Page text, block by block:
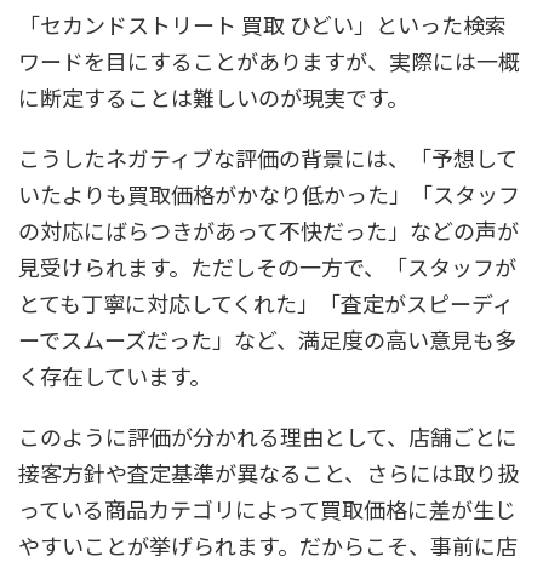
「セカンドストリート 買取 ひどい」といった検索
ワードを目にすることがありますが、実際には一概
に断定することは難しいのが現実です。
こうしたネガティブな評価の背景には、「予想して
いたよりも買取価格がかなり低かった」「スタッフ
の対応にばらつきがあって不快だった」などの声が
見受けられます。ただしその一方で、「スタッフが
とても丁寧に対応してくれた」「査定がスピーディ
ーでスムーズだった」など、満足度の高い意見も多
く存在しています。
このように評価が分かれる理由として、店舗ごとに
接客方針や査定基準が異なること、さらには取り扱
っている商品カテゴリによって買取価格に差が生じ
やすいことが挙げられます。だからこそ、事前に店